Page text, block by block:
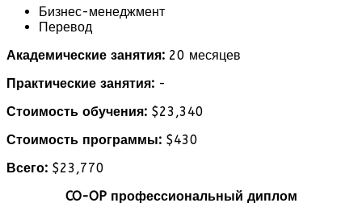
Бизнес-менеджмент
Перевод
Академические занятия: 20 месяцев
Практические занятия: -
Стоимость обучения: $23,340
Стоимость программы: $430
Всего: $23,770
CO-OP профессиональный диплом